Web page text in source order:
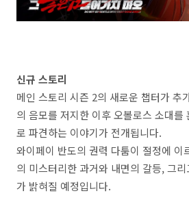
신규 스토리
메인 스토리 시즌 2의 새로운 챕터가 추
의 음모를 저지한 이후 오볼로스 소대를
로 파견하는 이야기가 전개됩니다.
와이페이 반도의 권력 다툼이 절정에 이
의 미스터리한 과거와 내면의 갈등, 그
가 밝혀질 예정입니다.